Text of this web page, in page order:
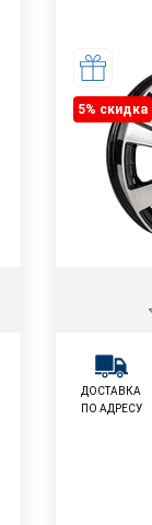
5% cкидка
ДОСТАВКА
ПО АДРЕСУ